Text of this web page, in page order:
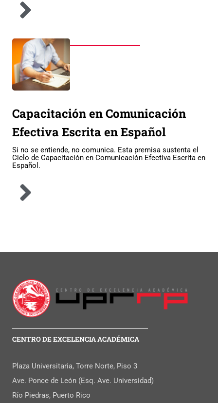
Capacitación en Comunicación
Efectiva Escrita en Español
Si no se entiende, no comunica. Esta premisa sustenta el
Ciclo de Capacitación en Comunicación Efectiva Escrita en
Español.
CENTRO DE EXCELENCIA ACADÉMICA
Plaza Universitaria, Torre Norte, Piso 3
Ave. Ponce de León (Esq. Ave. Universidad)
Río Piedras, Puerto Rico